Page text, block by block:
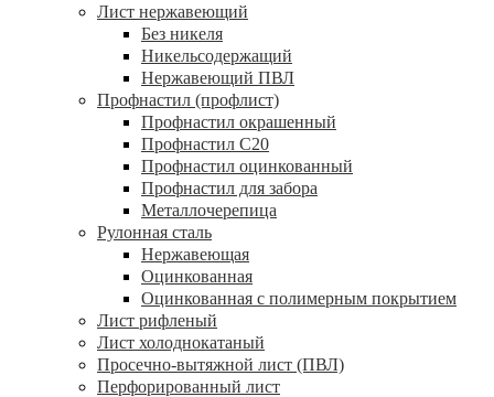
Лист нержавеющий
Без никеля
Никельсодержащий
Нержавеющий ПВЛ
Профнастил (профлист)
Профнастил окрашенный
Профнастил С20
Профнастил оцинкованный
Профнастил для забора
Металлочерепица
Рулонная сталь
Нержавеющая
Оцинкованная
Оцинкованная с полимерным покрытием
Лист рифленый
Лист холоднокатаный
Просечно-вытяжной лист (ПВЛ)
Перфорированный лист